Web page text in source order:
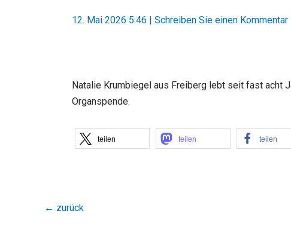
12. Mai 2026 5:46 | Schreiben Sie einen Kommentar
Natalie Krumbiegel aus Freiberg lebt seit fast acht
Organspende.
teilen teilen teilen
← zurück